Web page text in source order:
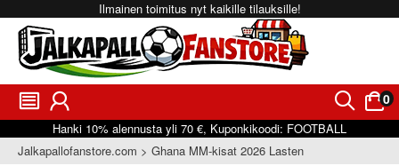
Ilmainen toimitus nyt kaikille tilauksille!
󰂩 󰃳 󰂨 0
󰃠
Hanki 10% alennusta yli 70 €, Kuponkikoodi: FOOTBALL
Jalkapallofanstore.com
Ghana MM-kisat 2026 Lasten